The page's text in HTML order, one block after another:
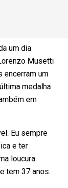
um dia
Musetti
encerram um
medalha
em
Eu sempre
e ter
loucura.
tem 37 anos.